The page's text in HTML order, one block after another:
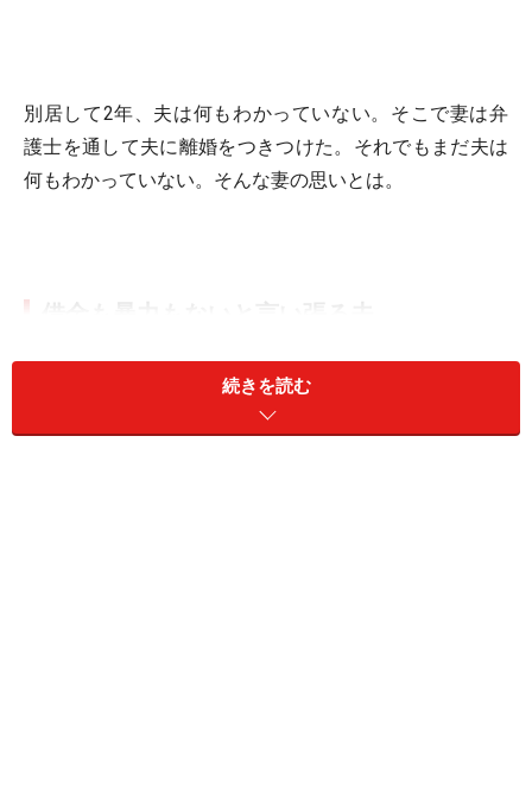
別居して2年、夫は何もわかっていない。そこで妻は弁
護士を通して夫に離婚をつきつけた。それでもまだ夫は
何もわかっていない。そんな妻の思いとは。
ミカさん（46歳）は、結婚して18年たつ夫と離婚協議中
だ。17歳の息子、15歳の娘も離婚には賛成しているとい
う。
続きを読む